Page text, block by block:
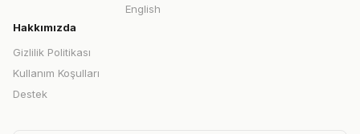
English
Hakkımızda
Gizlilik Politikası
Kullanım Koşulları
Destek